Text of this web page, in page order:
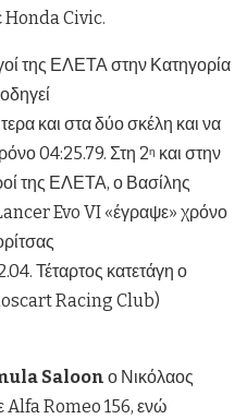
Honda Civic.
της ΕΛΕΤΑ στην Κατηγορία
και στα δύο σκέλη και να
04:25.79. Στη 2η και στην
της ΕΛΕΤΑ, ο Βασίλης
Evo VI «έγραψε» χρόνο
Τέταρτος κατετάγη ο
Racing Club)
Saloon ο Νικόλαος
Romeo 156, ενώ